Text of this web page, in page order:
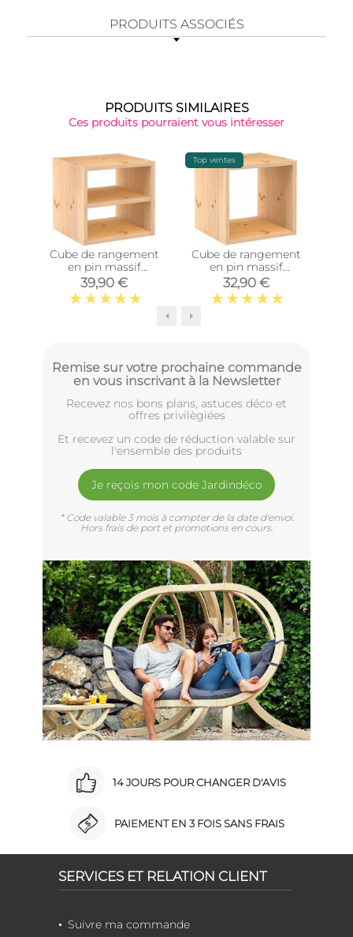
PRODUITS ASSOCIÉS
PRODUITS SIMILAIRES
Ces produits pourraient vous intéresser
Cube de rangement
en pin massif
Dinamic (Tablette
intermédiaire)
39,90 €
Top ventes
Cube de rangement
en pin massif
Dinamic (Simple)
32,90 €
Remise sur votre prochaine commande
en vous inscrivant à la Newsletter
Recevez nos bons plans, astuces déco et
offres privilègiées
Et recevez un code de réduction valable sur
l'ensemble des produits
Je reçois mon code Jardindéco
* Code valable 3 mois à compter de la date d'envoi.
Hors frais de port et promotions en cours.
14 JOURS POUR CHANGER D'AVIS
PAIEMENT EN 3 FOIS SANS FRAIS
SERVICES ET RELATION CLIENT
Suivre ma commande